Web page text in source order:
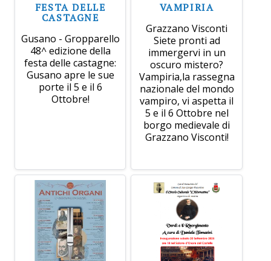
FESTA DELLE
CASTAGNE
Gusano - Gropparello
48^ edizione della
festa delle castagne:
Gusano apre le sue
porte il 5 e il 6
Ottobre!
VAMPIRIA
Grazzano Visconti
Siete pronti ad
immergervi in un
oscuro mistero?
Vampiria,la rassegna
nazionale del mondo
vampiro, vi aspetta il
5 e il 6 Ottobre nel
borgo medievale di
Grazzano Visconti!